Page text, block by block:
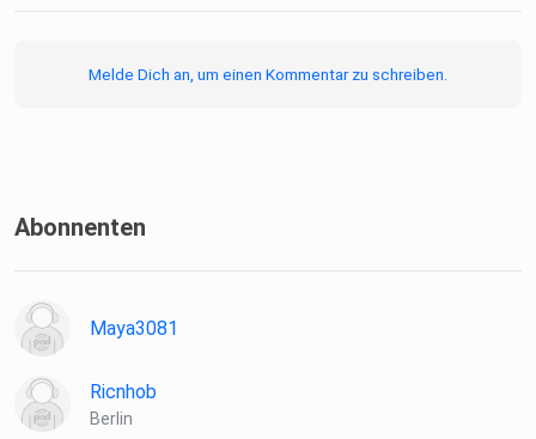
Melde Dich an, um einen Kommentar zu schreiben.
Abonnenten
Maya3081
Ricnhob
Berlin